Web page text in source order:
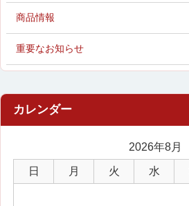
商品情報
重要なお知らせ
2026年8月
日 月 火 水